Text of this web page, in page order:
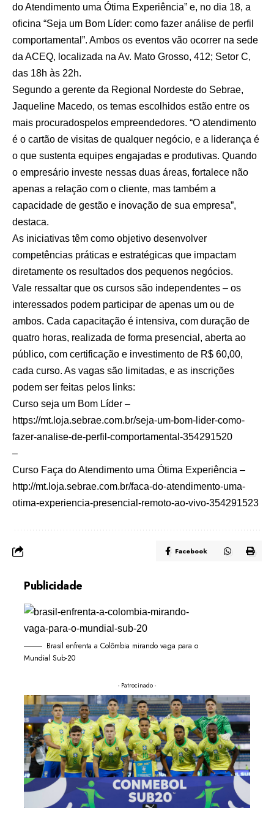
do Atendimento uma Ótima Experiência” e, no dia 18, a
oficina “Seja um Bom Líder: como fazer análise de perfil
comportamental”. Ambos os eventos vão ocorrer na sede
da ACEQ, localizada na Av. Mato Grosso, 412; Setor C,
das 18h às 22h.
Segundo a gerente da Regional Nordeste do Sebrae,
Jaqueline Macedo, os temas escolhidos estão entre os
mais procuradospelos empreendedores. “O atendimento
é o cartão de visitas de qualquer negócio, e a liderança é
o que sustenta equipes engajadas e produtivas. Quando
o empresário investe nessas duas áreas, fortalece não
apenas a relação com o cliente, mas também a
capacidade de gestão e inovação de sua empresa”,
destaca.
As iniciativas têm como objetivo desenvolver
competências práticas e estratégicas que impactam
diretamente os resultados dos pequenos negócios.
Vale ressaltar que os cursos são independentes – os
interessados podem participar de apenas um ou de
ambos. Cada capacitação é intensiva, com duração de
quatro horas, realizada de forma presencial, aberta ao
público, com certificação e investimento de R$ 60,00,
cada curso. As vagas são limitadas, e as inscrições
podem ser feitas pelos links:
Curso seja um Bom Líder –
https://mt.loja.sebrae.com.br/seja-um-bom-lider-como-
fazer-analise-de-perfil-comportamental-354291520
–
Curso Faça do Atendimento uma Ótima Experiência –
http://mt.loja.sebrae.com.br/faca-do-atendimento-uma-
otima-experiencia-presencial-remoto-ao-vivo-354291523
Facebook
Publicidade
Brasil enfrenta a Colômbia mirando vaga para o
Mundial Sub-20
- Patrocinado -